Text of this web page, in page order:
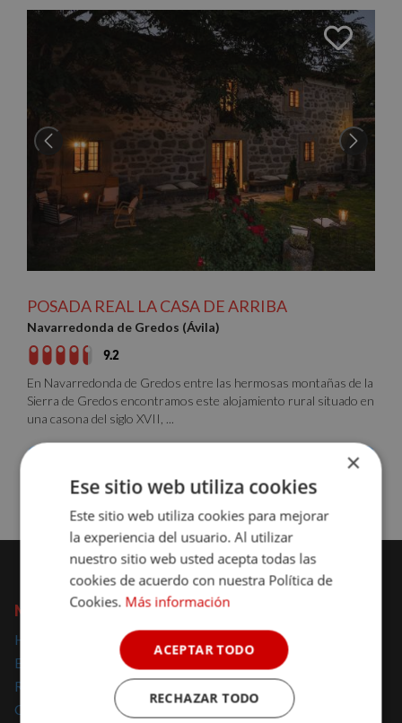
POSADA REAL LA CASA DE ARRIBA
Navarredonda de Gredos (Ávila)
9.2
En Navarredonda de Gredos entre las hermosas montañas de la
Sierra de Gredos encontramos este alojamiento rural situado en
una casona del siglo XVII, ...
Consulta disponibilidad
NOMOLESTEN
Hoteles con encanto
Escapadas con encanto
Regalar escapadas
Casas Rurales con encanto
×
Ese sitio web utiliza cookies
Este sitio web utiliza cookies para mejorar
la experiencia del usuario. Al utilizar
nuestro sitio web usted acepta todas las
cookies de acuerdo con nuestra Política de
Cookies. Más información
ACEPTAR TODO
RECHAZAR TODO